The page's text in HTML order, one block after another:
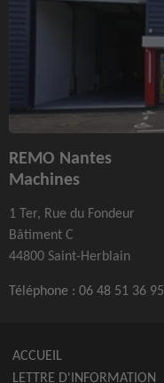
REMO Nantes
Machines
1 Ter, Rue du Fondeur
Bâtiment C
44800 Saint-Herblain
Téléphone : 06 48 51 36 95
ACCUEIL
LETTRE D'INFORMATION